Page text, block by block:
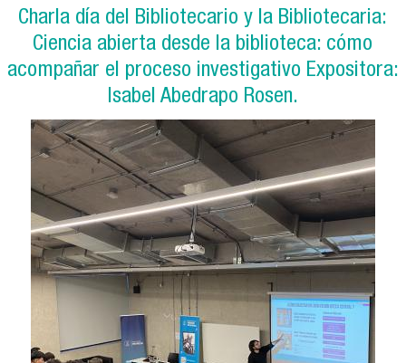
Charla día del Bibliotecario y la Bibliotecaria:
Ciencia abierta desde la biblioteca: cómo
acompañar el proceso investigativo Expositora:
Isabel Abedrapo Rosen.